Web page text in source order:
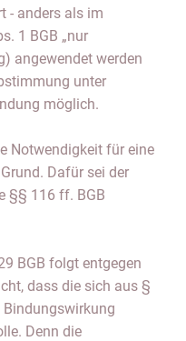
- anders als im
1 BGB „nur
angewendet werden
unter
möglich.
Notwendigkeit für eine
Dafür sei der
§§ 116 ff. BGB
BGB folgt entgegen
dass die sich aus §
Bindungswirkung
Denn die